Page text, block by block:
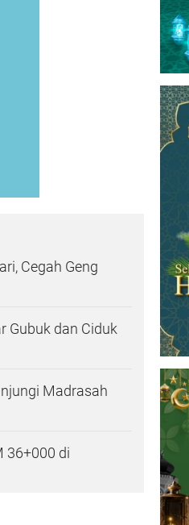
Cegah Geng
Gubuk dan Ciduk
Madrasah
36+000 di